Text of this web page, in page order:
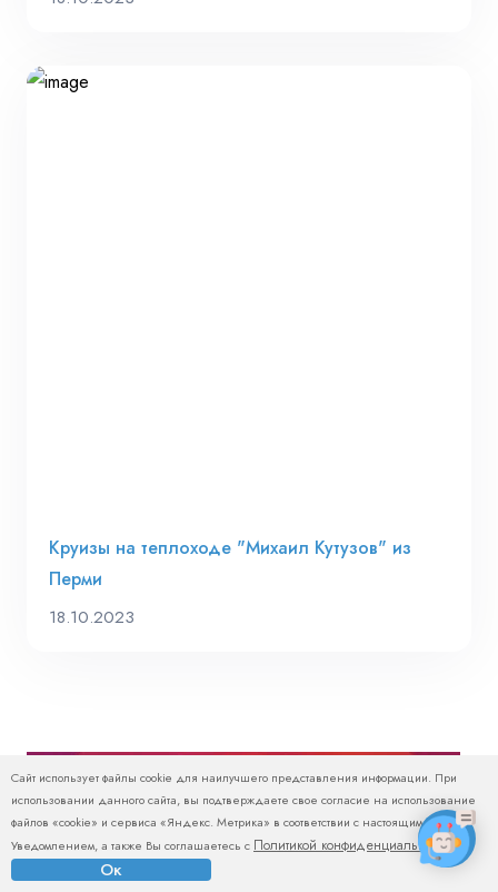
Круизы на теплоходе "Михаил Кутузов" из
Перми
18.10.2023
Сайт использует файлы cookie для наилучшего представления информации. При
использовании данного сайта, вы подтверждаете свое согласие на использование
файлов «cookie» и сервиса «Яндекс. Метрика» в соответствии с настоящим
Уведомлением, а также Вы соглашаетесь с Политикой конфиденциальности.
Ок